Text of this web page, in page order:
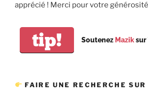
apprécié ! Merci pour votre générosité
tip! Soutenez Maziksur
FAIRE UNE RECHERCHE